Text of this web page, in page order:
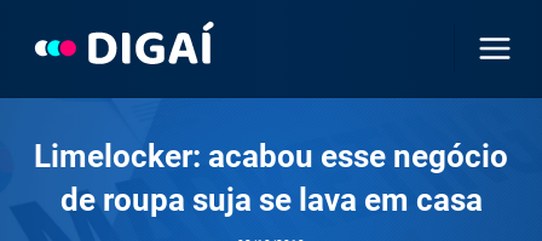
Limelocker: acabou esse negócio
de roupa suja se lava em casa